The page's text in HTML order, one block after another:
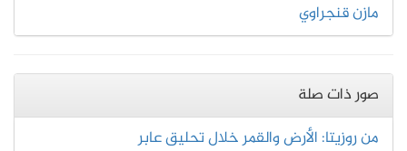
مازن قنجراوي
صور ذات صلة
من روزيتا: الأرض والقمر خلال تحليق عابر